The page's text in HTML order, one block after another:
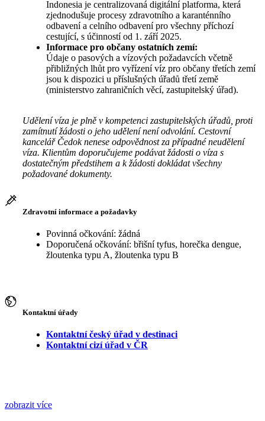
Indonesia je centralizovaná digitální platforma, která
zjednodušuje procesy zdravotního a karanténního
odbavení a celního odbavení pro všechny příchozí
cestující, s účinností od 1. září 2025.
Informace pro občany ostatních zemí:
Údaje o pasových a vízových požadavcích včetně
přibližných lhůt pro vyřízení víz pro občany třetích zemí
jsou k dispozici u příslušných úřadů třetí země
(ministerstvo zahraničních věcí, zastupitelský úřad).
Udělení víza je plně v kompetenci zastupitelských úřadů, proti
zamítnutí žádosti o jeho udělení není odvolání. Cestovní
kancelář Čedok nenese odpovědnost za případné neudělení
víza. Klientům doporučujeme podávat žádosti o víza s
dostatečným předstihem a k žádosti dokládat všechny
požadované dokumenty.
Zdravotní informace a požadavky
Povinná očkování: žádná
Doporučená očkování: břišní tyfus, horečka dengue,
žloutenka typu A, žloutenka typu B
Kontaktní úřady
Kontaktní český úřad v destinaci
Kontaktní cizí úřad v ČR
zobrazit více